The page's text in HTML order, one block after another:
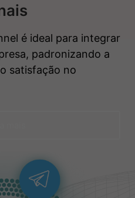
é ideal para integrar
padronizando a
satisfação no